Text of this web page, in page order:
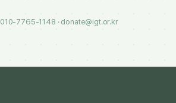
010-7765-1148 · donate@igt.or.kr